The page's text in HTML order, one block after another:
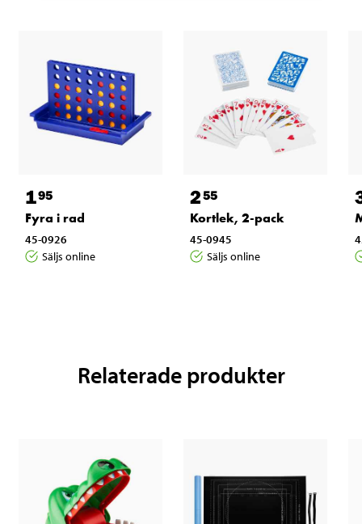
195
Fyra i rad
45-0926
Säljs online
255
Kortlek, 2-pack
45-0945
Säljs online
Relaterade produkter